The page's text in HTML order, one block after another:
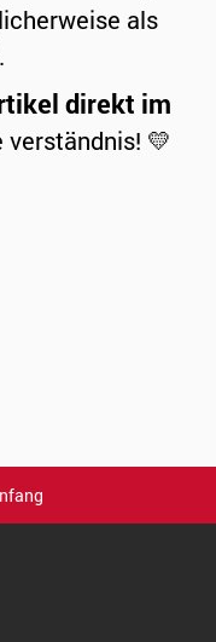
als
direkt im
💛